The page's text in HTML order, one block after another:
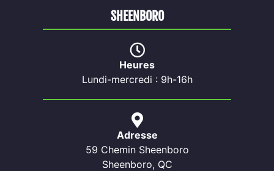
SHEENBORO
Heures
Lundi-mercredi : 9h-16h
Adresse
59 Chemin Sheenboro
Sheenboro, QC